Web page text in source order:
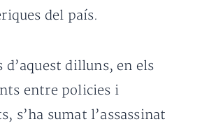
del país.
d’aquest dilluns, en els
entre policies i
s’ha sumat l’assassinat